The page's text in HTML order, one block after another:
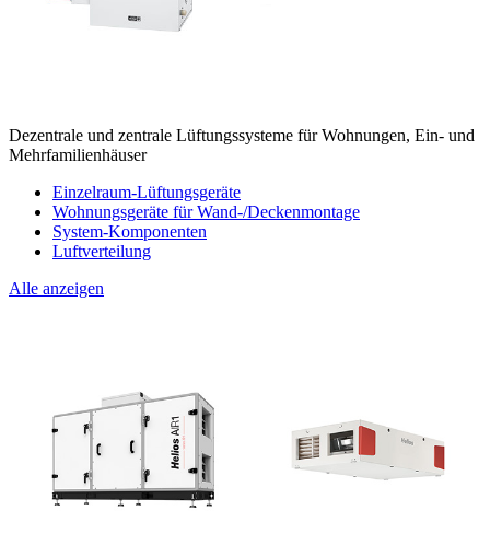
Dezentrale und zentrale Lüftungssysteme für Wohnungen, Ein- und
Mehrfamilienhäuser
Einzelraum-Lüftungsgeräte
Wohnungsgeräte für Wand-/Deckenmontage
System-Komponenten
Luftverteilung
Alle anzeigen